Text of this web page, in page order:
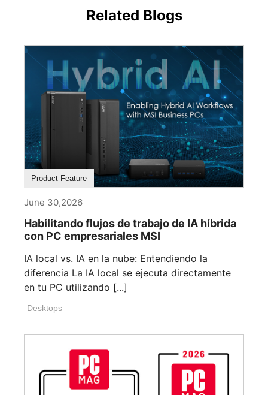
Related Blogs
Product Feature
June 30,2026
Habilitando flujos de trabajo de IA híbrida
con PC empresariales MSI
IA local vs. IA en la nube: Entendiendo la
diferencia La IA local se ejecuta directamente
en tu PC utilizando [...]
Desktops